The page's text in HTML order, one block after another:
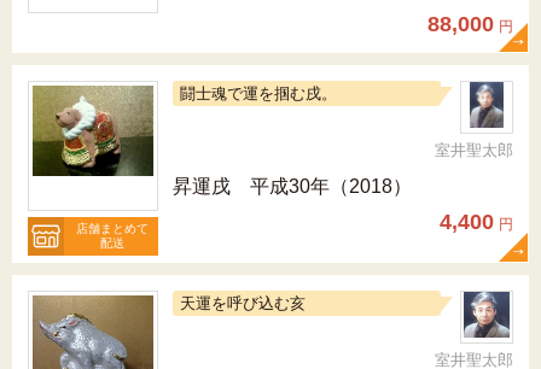
88,000 円
店舗まとめて
配送
闘士魂で運を掴む戌。
室井聖太郎
昇運戌 平成30年（2018）
4,400 円
天運を呼び込む亥
室井聖太郎